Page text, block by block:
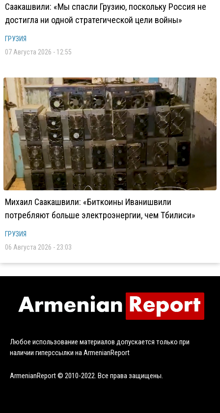
Саакашвили: «Мы спасли Грузию, поскольку Россия не
достигла ни одной стратегической цели войны»
ГРУЗИЯ
07 Августа 2026 - 12:55
Михаил Саакашвили: «Биткоины Иванишвили
потребляют больше электроэнергии, чем Тбилиси»
ГРУЗИЯ
06 Августа 2026 - 23:03
Любое использование материалов допускается только при
наличии гиперссылки на ArmenianReport
ArmenianReport © 2010-2022. Все права защищены.